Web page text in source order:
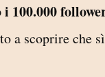
100.000
a scoprire che